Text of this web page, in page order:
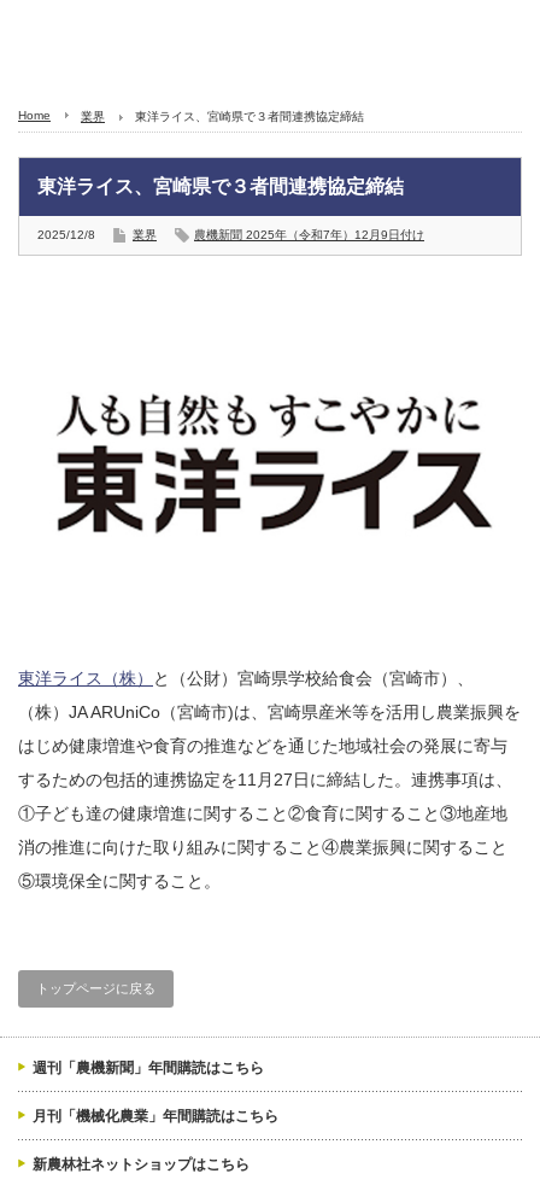
Home 業界 東洋ライス、宮崎県で３者間連携協定締結
東洋ライス、宮崎県で３者間連携協定締結
2025/12/8 業界 農機新聞 2025年（令和7年）12月9日付け
東洋ライス（株）
と（公財）宮崎県学校給食会（宮崎市）、
（株）JA ARUniCo（宮崎市)は、宮崎県産米等を活用し農業振興を
はじめ健康増進や食育の推進などを通じた地域社会の発展に寄与
するための包括的連携協定を11月27日に締結した。連携事項は、
①子ども達の健康増進に関すること②食育に関すること③地産地
消の推進に向けた取り組みに関すること④農業振興に関すること
⑤環境保全に関すること。
トップページに戻る
週刊「農機新聞」年間購読はこちら
月刊「機械化農業」年間購読はこちら
新農林社ネットショップはこちら